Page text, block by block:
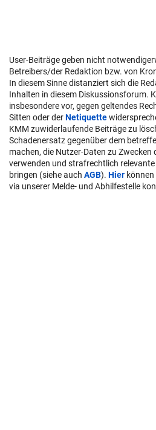
User-Beiträge geben nicht
Betreibers/der Redaktion bzw. von
In diesem Sinne distanziert sich die
Inhalten in diesem Diskussionsforum.
insbesondere vor, gegen geltendes
Sitten oder derNetiquette
KMM zuwiderlaufende Beiträge zu
Schadenersatz gegenüber dem
machen, die Nutzer-Daten zu
verwenden und strafrechtlich
bringen (siehe auch AGB). Hier
via unserer Melde- und Abhilfestelle